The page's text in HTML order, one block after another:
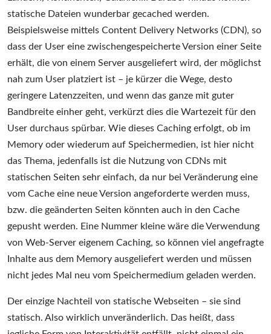
statische Dateien wunderbar gecached werden.
Beispielsweise mittels Content Delivery Networks (CDN), so
dass der User eine zwischengespeicherte Version einer Seite
erhält, die von einem Server ausgeliefert wird, der möglichst
nah zum User platziert ist – je kürzer die Wege, desto
geringere Latenzzeiten, und wenn das ganze mit guter
Bandbreite einher geht, verkürzt dies die Wartezeit für den
User durchaus spürbar. Wie dieses Caching erfolgt, ob im
Memory oder wiederum auf Speichermedien, ist hier nicht
das Thema, jedenfalls ist die Nutzung von CDNs mit
statischen Seiten sehr einfach, da nur bei Veränderung eine
vom Cache eine neue Version angeforderte werden muss,
bzw. die geänderten Seiten könnten auch in den Cache
gepusht werden. Eine Nummer kleine wäre die Verwendung
von Web-Server eigenem Caching, so können viel angefragte
Inhalte aus dem Memory ausgeliefert werden und müssen
nicht jedes Mal neu vom Speichermedium geladen werden.
Der einzige Nachteil von statische Webseiten – sie sind
statisch. Also wirklich unveränderlich. Das heißt, dass